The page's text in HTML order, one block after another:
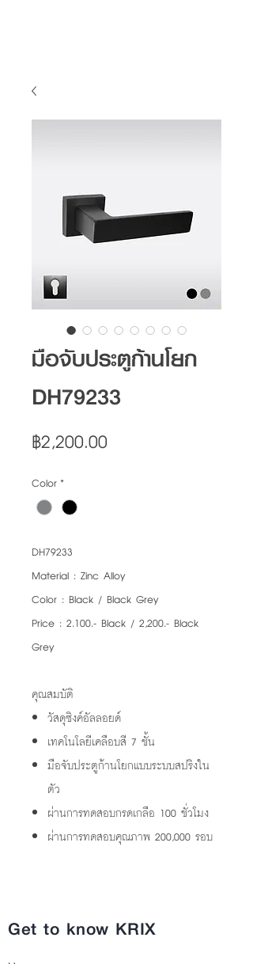
มือจับประตูก้านโยก
DH79233
฿2,200.00
Color*
DH79233
Material : Zinc Alloy
Color : Black / Black Grey
Price : 2.100.- Black / 2,200.- Black
Grey
คุณสมบัติ
วัสดุซิงค์อัลลอยด์
เทคโนโลยีเคลือบสี 7 ชั้น
มือจับประตูก้านโยกแบบระบบสปริงใน
ตัว
ผ่านการทดสอบกรดเกลือ 100 ชั่วโมง
ผ่านการทดสอบคุณภาพ 200,000 รอบ
Get to know KRIX